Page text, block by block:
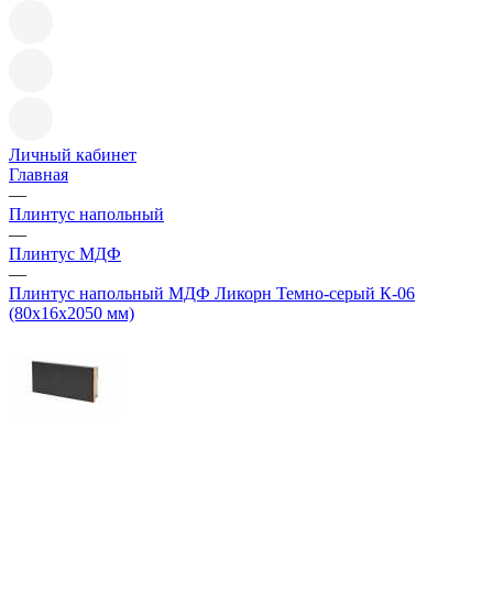
Личный кабинет
Главная
—
Плинтус напольный
—
Плинтус МДФ
—
Плинтус напольный МДФ Ликорн Темно-серый К-06
(80х16х2050 мм)